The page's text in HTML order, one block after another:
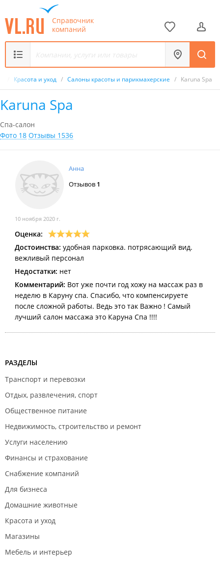
Справочник
компаний
Красота и уход / Салоны красоты и парикмахерские / Karuna Spa
Karuna Spa
Спа-салон
Фото 18 Отзывы 1536
Анна
Отзывов 1
10 ноября 2020 г.
Оценка:
Достоинства: удобная парковка. потрясающий вид.
вежливый персонал
Недостатки: нет
Комментарий: Вот уже почти год хожу на массаж раз в
неделю в Каруну спа. Спасибо, что компенсируете
после сложной работы. Ведь это так Важно ! Самый
лучший салон массажа это Каруна Спа !!!!
РАЗДЕЛЫ
Транспорт и перевозки
Отдых, развлечения, спорт
Общественное питание
Недвижимость, строительство и ремонт
Услуги населению
Финансы и страхование
Снабжение компаний
Для бизнеса
Домашние животные
Красота и уход
Магазины
Мебель и интерьер